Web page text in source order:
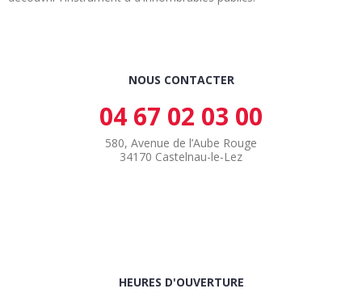
NOUS CONTACTER
04 67 02 03 00
580, Avenue de l’Aube Rouge
34170 Castelnau-le-Lez
HEURES D'OUVERTURE